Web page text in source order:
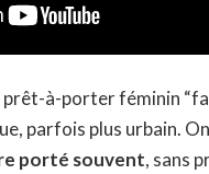
prêt-à-porter féminin
parfois plus urbain.
porté souvent, sans